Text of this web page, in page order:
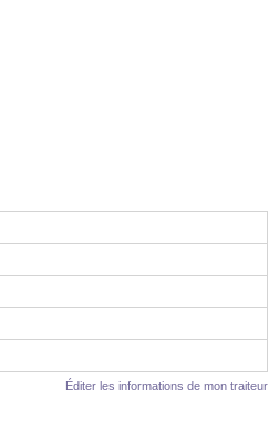
Éditer les informations de mon traiteur